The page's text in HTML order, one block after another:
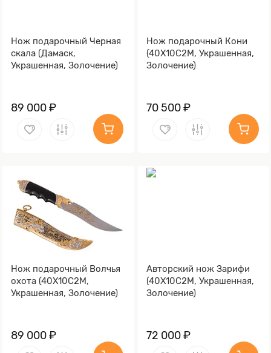
Нож подарочный Черная
скала (Дамаск,
Украшенная, Золочение)
89 000 ₽
Нож подарочный Кони
(40Х10С2М, Украшенная,
Золочение)
70 500 ₽
Нож подарочный Волчья
охота (40Х10С2М,
Украшенная, Золочение)
89 000 ₽
Авторский нож Зарифи
(40Х10С2М, Украшенная,
Золочение)
72 000 ₽